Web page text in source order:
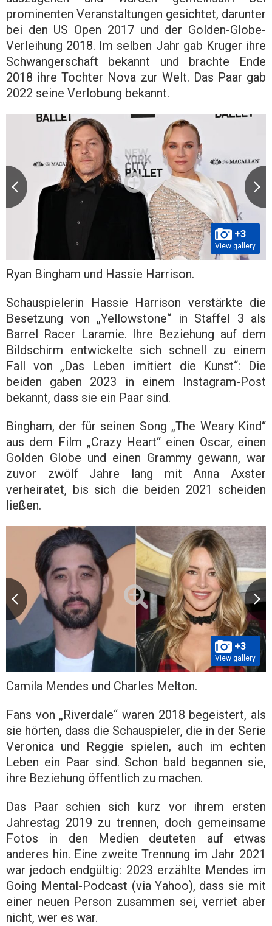
prominenten Veranstaltungen gesichtet, darunter
bei den US Open 2017 und der Golden-Globe-
Verleihung 2018. Im selben Jahr gab Kruger ihre
Schwangerschaft bekannt und brachte Ende
2018 ihre Tochter Nova zur Welt. Das Paar gab
2022 seine Verlobung bekannt.
+3
View gallery
Ryan Bingham und Hassie Harrison.
Schauspielerin Hassie Harrison verstärkte die
Besetzung von „Yellowstone“ in Staffel 3 als
Barrel Racer Laramie. Ihre Beziehung auf dem
Bildschirm entwickelte sich schnell zu einem
Fall von „Das Leben imitiert die Kunst“: Die
beiden gaben 2023 in einem Instagram-Post
bekannt, dass sie ein Paar sind.
Bingham, der für seinen Song „The Weary Kind“
aus dem Film „Crazy Heart“ einen Oscar, einen
Golden Globe und einen Grammy gewann, war
zuvor zwölf Jahre lang mit Anna Axster
verheiratet, bis sich die beiden 2021 scheiden
ließen.
+3
View gallery
Camila Mendes und Charles Melton.
Fans von „Riverdale“ waren 2018 begeistert, als
sie hörten, dass die Schauspieler, die in der Serie
Veronica und Reggie spielen, auch im echten
Leben ein Paar sind. Schon bald begannen sie,
ihre Beziehung öffentlich zu machen.
Das Paar schien sich kurz vor ihrem ersten
Jahrestag 2019 zu trennen, doch gemeinsame
Fotos in den Medien deuteten auf etwas
anderes hin. Eine zweite Trennung im Jahr 2021
war jedoch endgültig: 2023 erzählte Mendes im
Going Mental-Podcast (via Yahoo), dass sie mit
einer neuen Person zusammen sei, verriet aber
nicht, wer es war.